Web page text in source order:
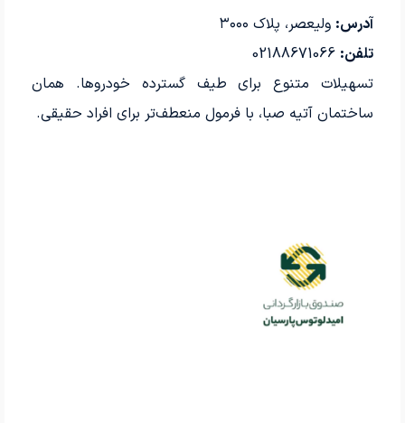
آدرس: ولیعصر، پلاک ۳۰۰۰
تلفن:
تسهیلات متنوع برای طیف گسترده خودروها. همان
ساختمان آتیه صبا، با فرمول منعطف‌تر برای افراد حقیقی.